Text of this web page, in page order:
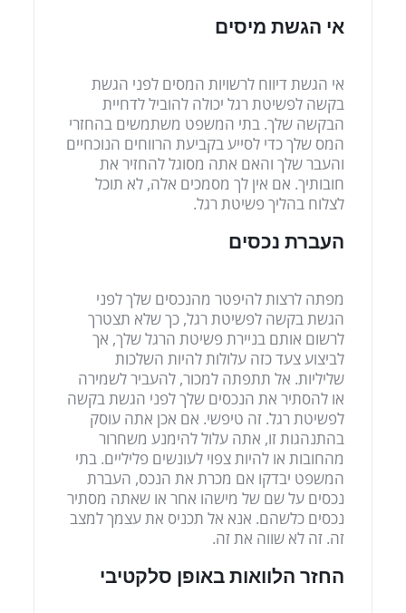
אי הגשת מיסים
אי הגשת דיווח לרשויות המסים לפני הגשת
בקשה לפשיטת רגל יכולה להוביל לדחיית
הבקשה שלך. בתי המשפט משתמשים בהחזרי
המס שלך כדי לסייע בקביעת הרווחים הנוכחיים
והעבר שלך והאם אתה מסוגל להחזיר את
חובותיך. אם אין לך מסמכים אלה, לא תוכל
לצלוח בהליך פשיטת רגל.
העברת נכסים
מפתה לרצות להיפטר מהנכסים שלך לפני
הגשת בקשה לפשיטת רגל, כך שלא תצטרך
לרשום אותם בניירת פשיטת הרגל שלך, אך
לביצוע צעד כזה עלולות להיות השלכות
שליליות. אל תתפתה למכור, להעביר לשמירה
או להסתיר את הנכסים שלך לפני הגשת בקשה
לפשיטת רגל. זה טיפשי. אם אכן אתה עוסק
בהתנהגות זו, אתה עלול להימנע משחרור
מהחובות או להיות צפוי לעונשים פליליים. בתי
המשפט יבדקו אם מכרת את הנכס, העברת
נכסים על שם של מישהו אחר או שאתה מסתיר
נכסים כלשהם. אנא אל תכניס את עצמך למצב
זה. זה לא שווה את זה.
החזר הלוואות באופן סלקטיבי